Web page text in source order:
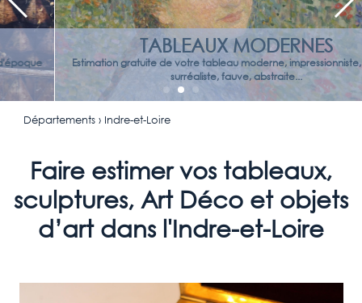
TABLEAUX MODERNES
Estimation gratuite de votre tableau moderne, impressionniste, cubiste,
surréaliste, fauve, abstraite...
Départements› Indre-et-Loire
Faire estimer vos tableaux,
sculptures, Art Déco et objets
d’art dans l'Indre-et-Loire